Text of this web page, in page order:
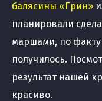
балясины «Грин»
планировали
маршами, по факту
получилось.
результат нашей
красиво.